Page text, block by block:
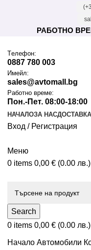
РАБОТНО
Tелефон:
0887 780 003
Имейл:
sales@avtomall.bg
Работно време:
Пон.-Пет. 08:00-18:00
НАЧАЛОЗА НАСДОСТАВКА
Вход / Регистрация
Меню
0 items 0,00 € (0.00 лв.)
Search
0 items 0,00 € (0.00 лв.)
Начало Автомобили